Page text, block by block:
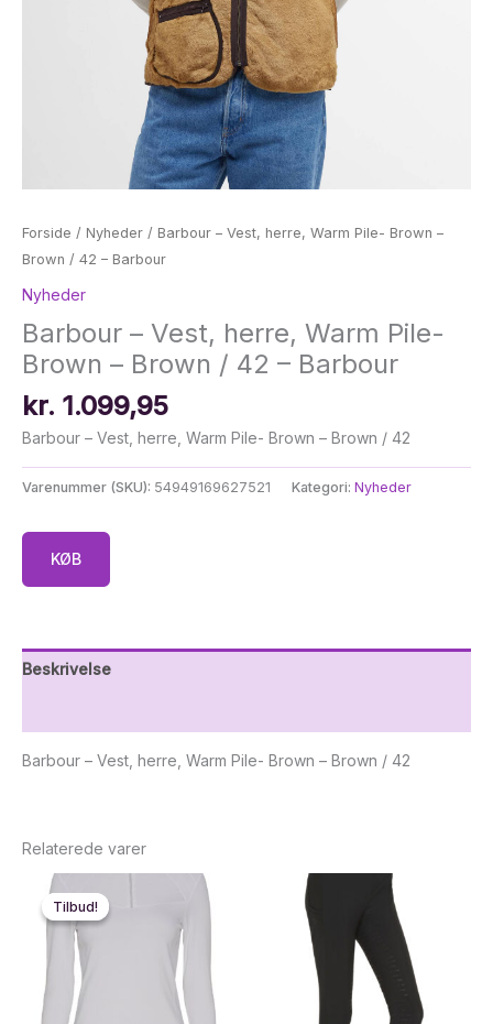
Forside / Nyheder / Barbour – Vest, herre, Warm Pile- Brown –
Brown / 42 – Barbour
Nyheder
Barbour – Vest, herre, Warm Pile-
Brown – Brown / 42 – Barbour
kr. 1.099,95
Barbour – Vest, herre, Warm Pile- Brown – Brown / 42
Varenummer (SKU): 54949169627521 Kategori: Nyheder
KØB
Beskrivelse
Barbour – Vest, herre, Warm Pile- Brown – Brown / 42
Relaterede varer
Tilbud!
Tilbud!